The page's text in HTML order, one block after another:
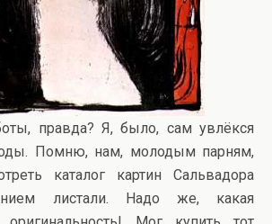
правда? Я, было, сам увлёкся
Помню, нам, молодым парням,
каталог картин Сальвадора
листали. Надо же, какая